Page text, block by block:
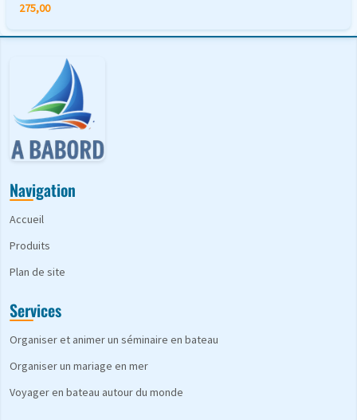
275,00
Navigation
Accueil
Produits
Plan de site
Services
Organiser et animer un séminaire en bateau
Organiser un mariage en mer
Voyager en bateau autour du monde